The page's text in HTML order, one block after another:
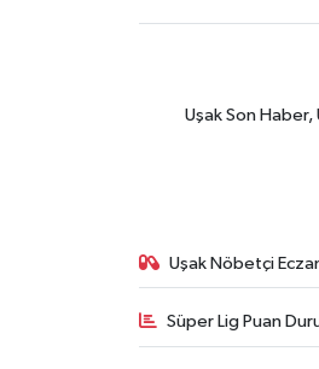
Uşak Son
Uşak Nöbetçi
Süper Lig Puan